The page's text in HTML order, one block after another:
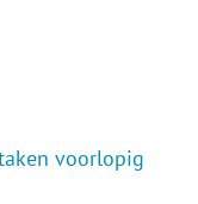
voorlopig